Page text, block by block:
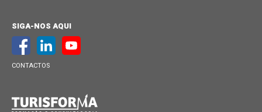
SIGA-NOS AQUI
CONTACTOS